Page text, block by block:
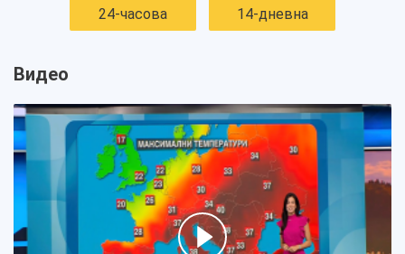
24-часова 14-дневна
Видео